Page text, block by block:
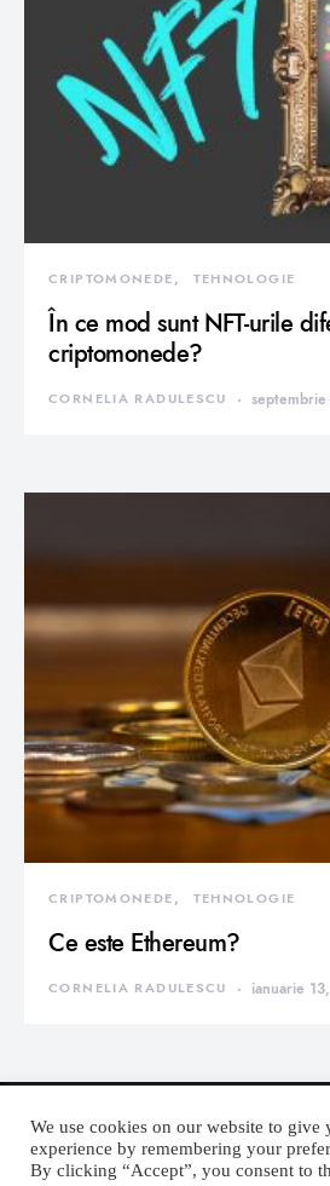
CRIPTOMONEDE TEHNOLOGIE
În ce mod sunt NFT-urile
criptomonede?
CORNELIA RADULESCU
CRIPTOMONEDE TEHNOLOGIE
Ce este Ethereum?
CORNELIA RADULESCU ianuarie
We use cookies on our website to give
experience by remembering your
By clicking “Accept”, you consent to